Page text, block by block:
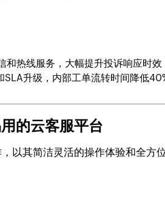
和热线服务，大幅提升投诉响应时效
SLA升级，内部工单流转时间降低
的云客服平台
以其简洁灵活的操作体验和全